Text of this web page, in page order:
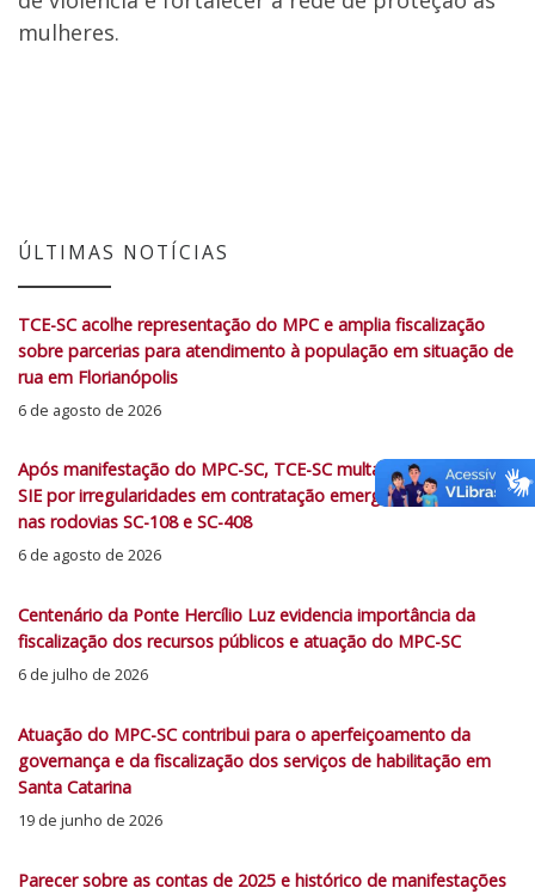
mulheres.
ÚLTIMAS NOTÍCIAS
TCE-SC acolhe representação do MPC e amplia fiscalização
sobre parcerias para atendimento à população em situação de
rua em Florianópolis
6 de agosto de 2026
Após manifestação do MPC-SC, TCE-SC multa servidores da
SIE por irregularidades em contratação emergencial de obras
nas rodovias SC-108 e SC-408
6 de agosto de 2026
Centenário da Ponte Hercílio Luz evidencia importância da
fiscalização dos recursos públicos e atuação do MPC-SC
6 de julho de 2026
Atuação do MPC-SC contribui para o aperfeiçoamento da
governança e da fiscalização dos serviços de habilitação em
Santa Catarina
19 de junho de 2026
Parecer sobre as contas de 2025 e histórico de manifestações